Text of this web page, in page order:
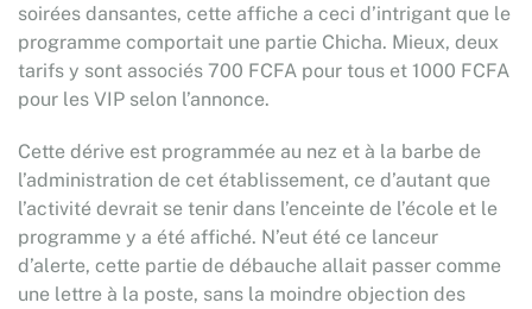
soirées dansantes, cette affiche a ceci d’intrigant que le
programme comportait une partie Chicha. Mieux, deux
tarifs y sont associés 700 FCFA pour tous et 1000 FCFA
pour les VIP selon l’annonce.
Cette dérive est programmée au nez et à la barbe de
l’administration de cet établissement, ce d’autant que
l’activité devrait se tenir dans l’enceinte de l’école et le
programme y a été affiché. N’eut été ce lanceur
d’alerte, cette partie de débauche allait passer comme
une lettre à la poste, sans la moindre objection des